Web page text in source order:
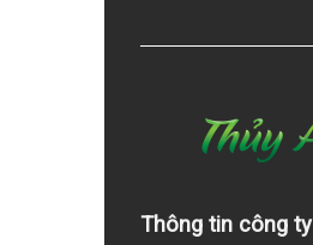
Thông tin công ty